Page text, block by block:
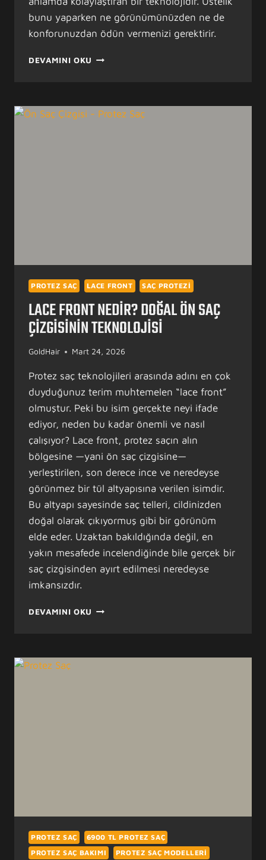
bunu yaparken ne görünümünüzden ne de
konforunuzdan ödün vermenizi gerektirir.
DEVAMINI OKU PROTEZ
KOLAYLAŞTIRIN
PROTEZ SAÇ LACE FRONT SAÇ PROTEZI
LACE FRONT NEDIR? DOĞAL ÖN SAÇ
ÇIZGISININ TEKNOLOJISI
GoldHair Mart 24, 2026
Protez saç teknolojileri arasında adını en çok
duyduğunuz terim muhtemelen “lace front”
olmuştur. Peki bu isim gerçekte neyi ifade
ediyor, neden bu kadar önemli ve nasıl
çalışıyor? Lace front, protez saçın alın
bölgesine —yani ön saç çizgisine—
yerleştirilen, son derece ince ve neredeyse
görünmez bir tül altyapısına verilen isimdir.
Bu altyapı sayesinde saç telleri, cildinizden
doğal olarak çıkıyormuş gibi bir görünüm
elde eder. Uzaktan bakıldığında değil, en
yakın mesafede incelendiğinde bile gerçek bir
saç çizgisinden ayırt edilmesi neredeyse
imkansızdır.
DEVAMINI OKU LACE
ÖN
PROTEZ SAÇ
6900 TL PROTEZ SAÇ
PROTEZ SAÇ BAKIMI
PROTEZ SAÇ MODELLERI